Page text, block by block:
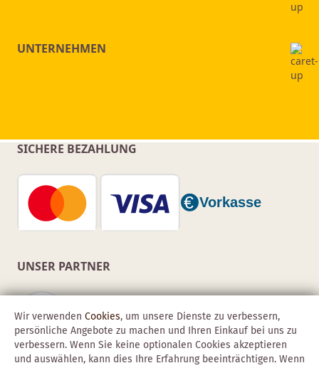
UNTERNEHMEN
SICHERE BEZAHLUNG
UNSER PARTNER
Wir verwenden Cookies, um unsere Dienste zu verbessern,
persönliche Angebote zu machen und Ihren Einkauf bei uns zu
verbessern. Wenn Sie keine optionalen Cookies akzeptieren
und auswählen, kann dies Ihre Erfahrung beeinträchtigen. Wenn